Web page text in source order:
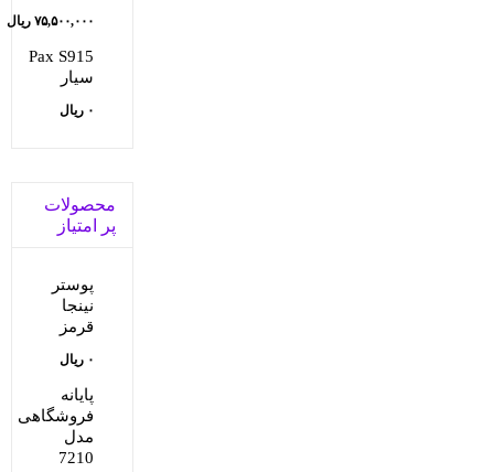
قیمت
اصلی:
بود.
۷۵,۵۰۰,۰۰۰ ریال
قیمت
فعلی:
۷۵,۵۰۰,۰۰۰ ریال.
Pax S915
سیار
۰ ریال
محصولات
پر امتیاز
پوستر
نینجا
قرمز
۰ ریال
پایانه
فروشگاهی
مدل
7210